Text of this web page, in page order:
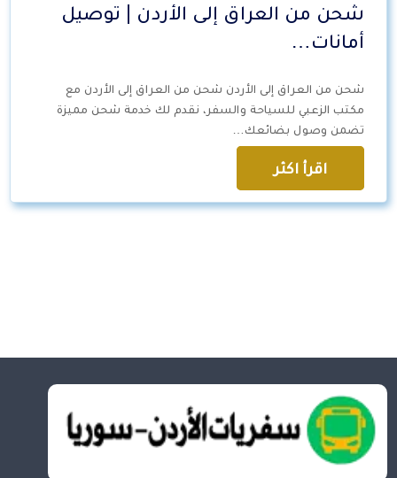
شحن من العراق إلى الأردن | توصيل
أمانات…
شحن من العراق إلى الأردن شحن من العراق إلى الأردن مع
مكتب الزعبي للسياحة والسفر، نقدم لك خدمة شحن مميزة
تضمن وصول بضائعك…
اقرأ اكثر